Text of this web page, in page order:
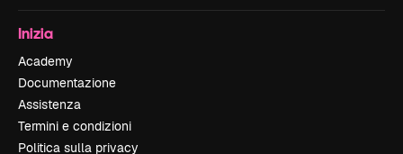
Inizia
Academy
Documentazione
Assistenza
Termini e condizioni
Politica sulla privacy